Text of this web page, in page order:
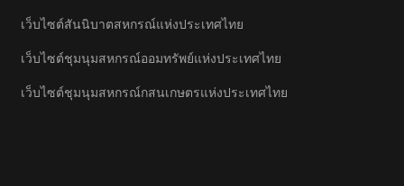
เว็บไซต์สันนิบาตสหกรณ์แห่งประเทศไทย
เว็บไซต์ชุมนุมสหกรณ์ออมทรัพย์แห่งประเทศไทย
เว็บไซต์ชุมนุมสหกรณ์กสนเกษตรแห่งประเทศไทย